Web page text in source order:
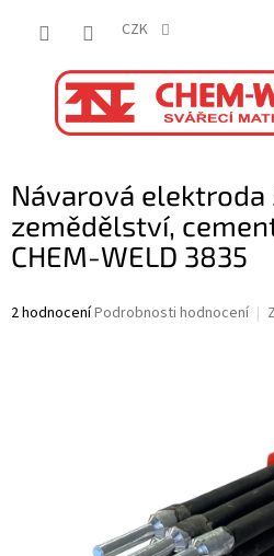
CZK
Návarová elektroda
zemědělství,
CHEM-WELD 3835
Průměrné
2 hodnoceníPodrobnosti hodnocení